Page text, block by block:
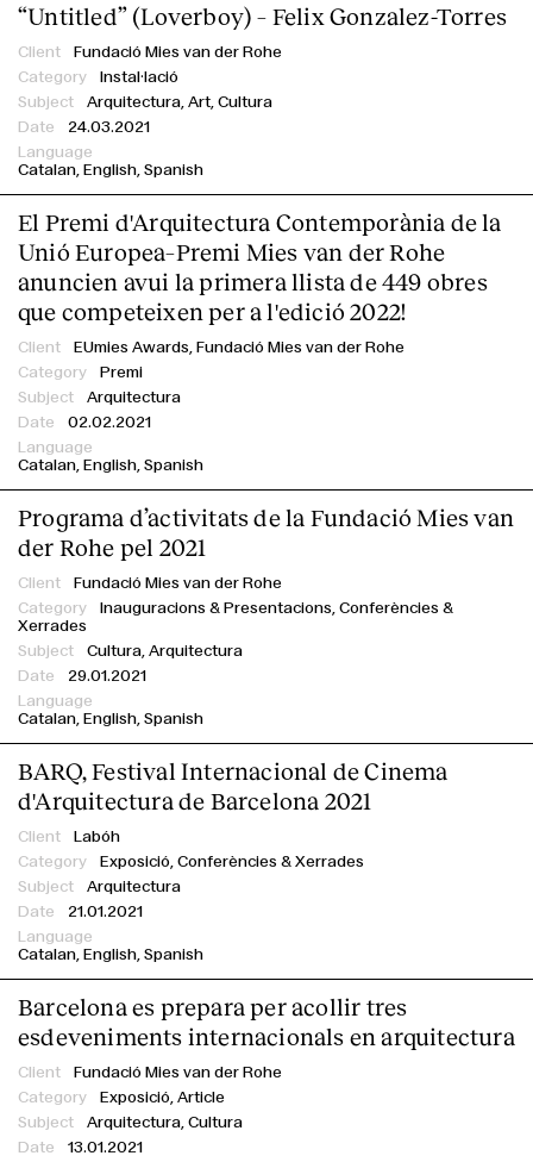
“Untitled” (Loverboy) – Felix Gonzalez-Torres
Fundació Mies van der Rohe
Instal·lació
Arquitectura, Art, Cultura
24.03.2021
Catalan English Spanish
El Premi d'Arquitectura Contemporània de la
Unió Europea–Premi Mies van der Rohe
anuncien avui la primera llista de 449 obres
que competeixen per a l'edició 2022!
EUmies Awards, Fundació Mies van der Rohe
Premi
Arquitectura
02.02.2021
Catalan English Spanish
Programa d’activitats de la Fundació Mies van
der Rohe pel 2021
Fundació Mies van der Rohe
Inauguracions & Presentacions, Conferències &
Xerrades
Cultura, Arquitectura
29.01.2021
Catalan English Spanish
BARQ, Festival Internacional de Cinema
d'Arquitectura de Barcelona 2021
Labóh
Exposició, Conferències & Xerrades
Arquitectura
21.01.2021
Catalan English Spanish
Barcelona es prepara per acollir tres
esdeveniments internacionals en arquitectura
Fundació Mies van der Rohe
Exposició, Article
Arquitectura, Cultura
13.01.2021